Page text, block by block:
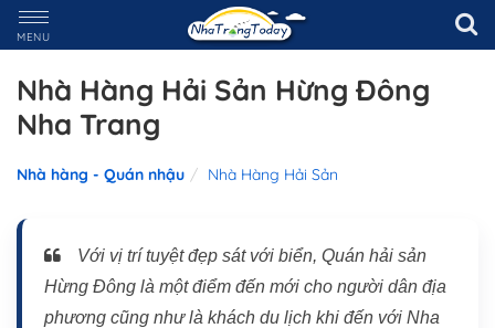
MENU
Nhà Hàng Hải Sản Hừng Đông
Nha Trang
Nhà hàng - Quán nhậu Nhà Hàng Hải Sản
Với vị trí tuyệt đẹp sát với biển, Quán hải sản
Hừng Đông là một điểm đến mới cho người dân địa
phương cũng như là khách du lịch khi đến với Nha